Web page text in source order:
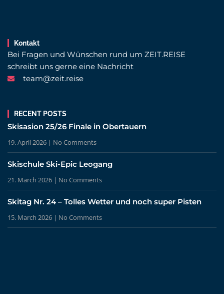
Kontakt
Bei Fragen und Wünschen rund um ZEIT.REISE
schreibt uns gerne eine Nachricht
team@zeit.reise
RECENT POSTS
Skisasion 25/26 Finale in Obertauern
19. April 2026 No Comments
Skischule Ski-Epic Leogang
21. March 2026 No Comments
Skitag Nr. 24 – Tolles Wetter und noch super Pisten
15. March 2026 No Comments